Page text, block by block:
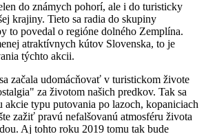
do známych pohorí, ale i do turisticky
krajiny. Tieto sa radia do skupiny
to povedal o regióne dolného Zemplína.
atraktívnych kútov Slovenska, to je
týchto akcii.
začala udomácňovať v turistickom živote
za životom našich predkov. Tak sa
akcie typu putovania po lazoch, kopaniciach
zažiť pravú nefalšovanú atmosféru života
Aj tohto roku 2019 tomu tak bude